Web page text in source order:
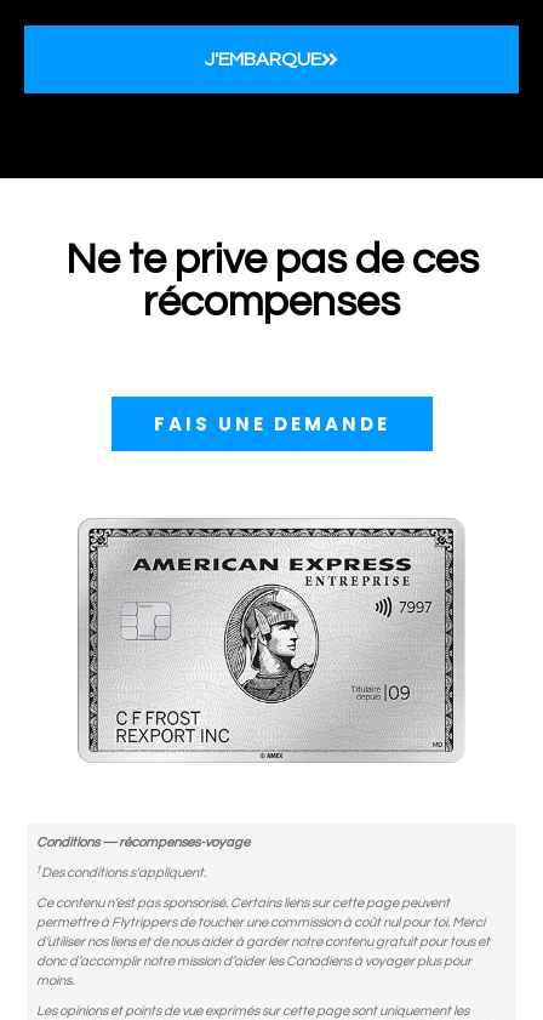
J'EMBARQUE
Ne te prive pas de ces
récompenses
FAIS UNE DEMANDE
Conditions — récompenses-voyage
†Des conditions s'appliquent.
Ce contenu n’est pas sponsorisé. Certains liens sur cette page peuvent
permettre à Flytrippers de toucher une commission à coût nul pour toi. Merci
d’utiliser nos liens et de nous aider à garder notre contenu gratuit pour tous et
donc d’accomplir notre mission d’aider les Canadiens à voyager plus pour
moins.
Les opinions et points de vue exprimés sur cette page sont uniquement les